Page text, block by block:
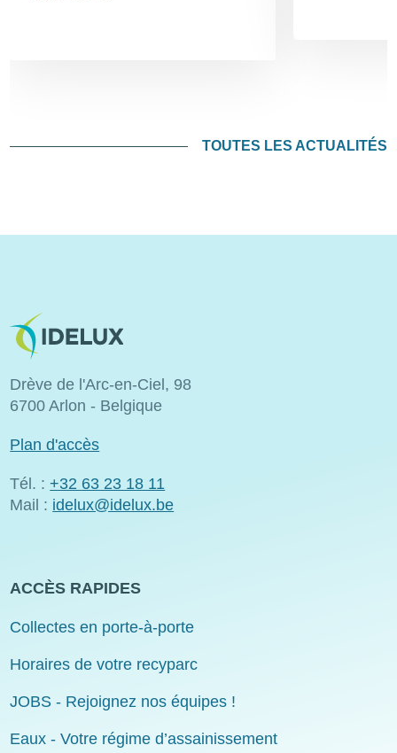
TOUTES LES ACTUALITÉS
Image
Drève de l'Arc-en-Ciel, 98
6700 Arlon - Belgique
Plan d'accès
Tél. : +32 63 23 18 11
Mail : idelux@idelux.be
ACCÈS RAPIDES
Collectes en porte-à-porte
Horaires de votre recyparc
JOBS - Rejoignez nos équipes !
Eaux - Votre régime d’assainissement